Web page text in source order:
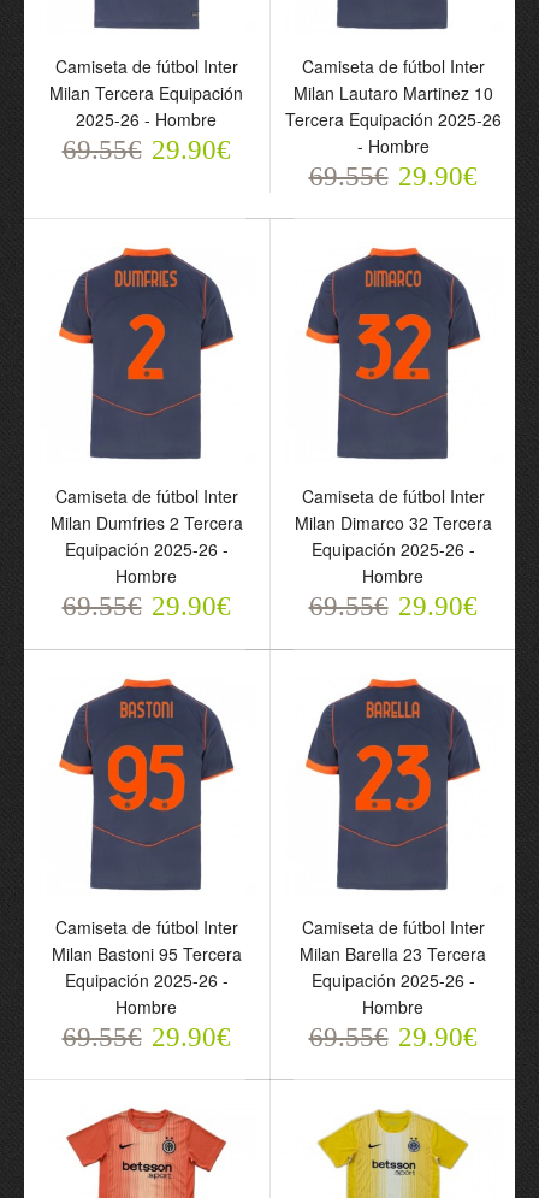
Tercera Equipación 2025-
26 - Niño
69.55€ 29.90€
Equipación 2025-26 -
Niño
69.55€ 29.90€
Conjunto Inter Milan
Barella 23 Tercera
Equipación 2025-26 -
69.55€ 29.90€
Camiseta de fútbol Inter
Milan Thuram 9 Tercera
Equipación 2025-26 -
69.55€ 29.90€
Camiseta de fútbol Inter
Milan Tercera Equipación
69.55€ 29.90€
Camiseta de fútbol Inter
Milan Lautaro Martinez
2025-26 - Hombre
69.55€ 29.90€
Camiseta de fútbol Inter
Milan Tercera Equipación
2025-26 - Hombre
69.55€ 29.90€
Camiseta de fútbol Inter
Milan Lautaro Martinez 10
Tercera Equipación 2025-26
- Hombre
69.55€ 29.90€
Camiseta de fútbol Inter
Milan Dumfries 2 Tercera
Equipación 2025-26 -
Hombre
69.55€ 29.90€
Camiseta de fútbol Inter
Milan Dimarco 32 Tercera
Equipación 2025-26 -
Hombre
69.55€ 29.90€
Camiseta de fútbol Inter
Milan Bastoni 95 Tercera
Equipación 2025-26 -
Hombre
69.55€ 29.90€
Camiseta de fútbol Inter
Milan Barella 23 Tercera
Equipación 2025-26 -
Hombre
69.55€ 29.90€